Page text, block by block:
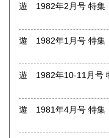
取り扱い分野
哲学宗教、美術工芸
ャー、古書一般（その
雑誌・海外雑誌・写真
遊 1982年2月号 特集
遊 1982年1月号 特集
遊 1982年10-11月号
遊 1981年4月号 特集